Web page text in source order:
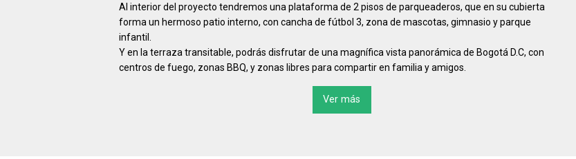
Al interior del proyecto tendremos una plataforma de 2 pisos de parqueaderos, que en su cubierta
forma un hermoso patio interno, con cancha de fútbol 3, zona de mascotas, gimnasio y parque
infantil.
Y en la terraza transitable, podrás disfrutar de una magnífica vista panorámica de Bogotá D.C, con
centros de fuego, zonas BBQ, y zonas libres para compartir en familia y amigos.
Ver más